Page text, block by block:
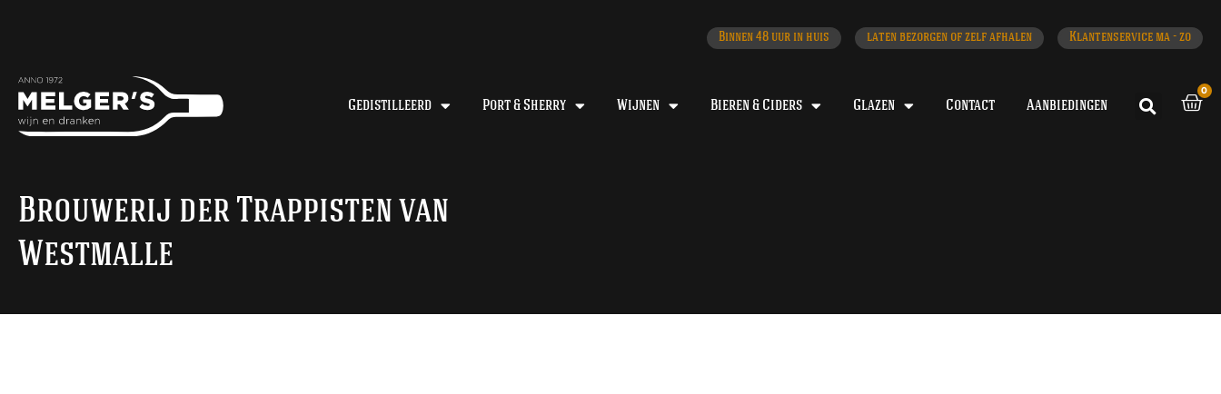
Binnen 48 uur in huis laten bezorgen of zelf afhalen Klantenservice ma - zo
Gedistilleerd Port & Sherry Wijnen Bieren & Ciders Glazen Contact Aanbiedingen
0
Brouwerij der Trappisten van
Westmalle